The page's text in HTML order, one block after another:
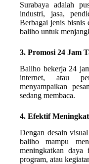
Surabaya adalah
industri, jasa,
Berbagai jenis bisnis
baliho untuk
3. Promosi 24 Jam
Baliho bekerja 24
internet, atau
menyampaikan
sedang membaca.
4. Efektif
Dengan desain
baliho mampu
meningkatkan daya
program, atau